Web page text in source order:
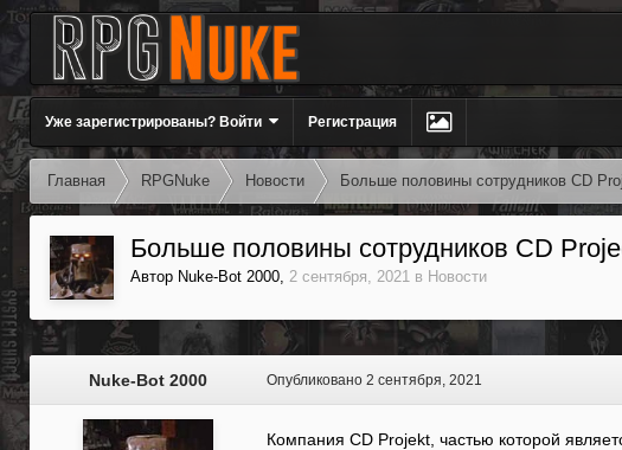
Уже зарегистрированы? Войти Регистрация
Главная RPGNuke Новости Больше половины сотрудников CD
Больше половины сотрудников CD
Автор Nuke-Bot 2000, 2 сентября, 2021 в Новости
Nuke-Bot 2000 Опубликовано 2 сентября, 2021
Компания CD Projekt, частью которой